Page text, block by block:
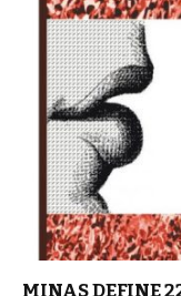
MINAS DEFINE